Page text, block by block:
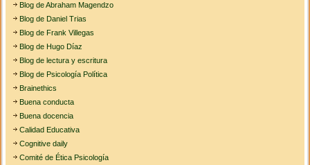
Blog de Abraham Magendzo
Blog de Daniel Trias
Blog de Frank Villegas
Blog de Hugo Díaz
Blog de lectura y escritura
Blog de Psicología Política
Brainethics
Buena conducta
Buena docencia
Calidad Educativa
Cognitive daily
Comité de Ética Psicología